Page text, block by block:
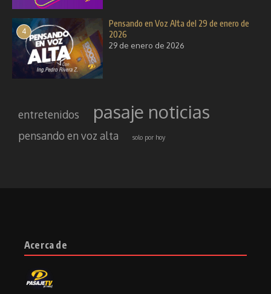
4
Pensando en Voz Alta del 29 de enero de
2026
29 de enero de 2026
entretenidos pasaje noticias
pensando en voz alta solo por hoy
Acerca de